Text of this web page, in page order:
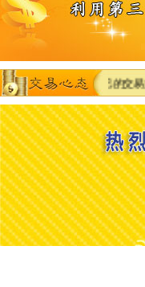
。 ★ 对自己的交易